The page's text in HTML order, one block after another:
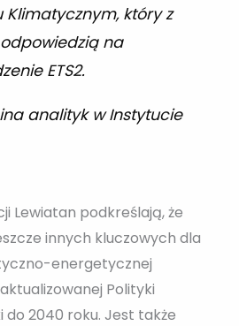
Klimatycznym, który z
na
ETS2.
analityk w Instytucie
Lewiatan podkreślają, że
innych kluczowych dla
energetycznej
Polityki
2040 roku. Jest także